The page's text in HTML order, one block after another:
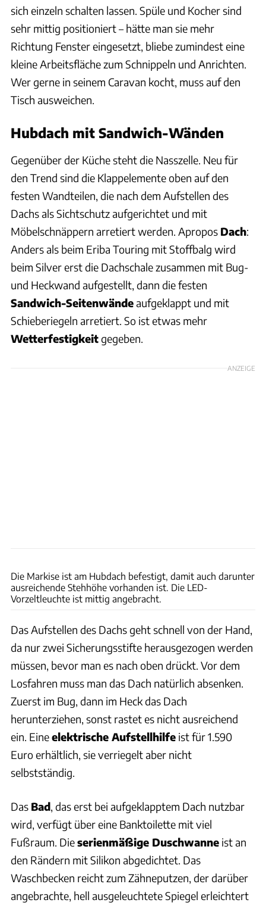
sich einzeln schalten lassen. Spüle und Kocher sind
sehr mittig positioniert – hätte man sie mehr
Richtung Fenster eingesetzt, bliebe zumindest eine
kleine Arbeitsfläche zum Schnippeln und Anrichten.
Wer gerne in seinem Caravan kocht, muss auf den
Tisch ausweichen.
Hubdach mit Sandwich-Wänden
Gegenüber der Küche steht die Nasszelle. Neu für
den Trend sind die Klappelemente oben auf den
festen Wandteilen, die nach dem Aufstellen des
Dachs als Sichtschutz aufgerichtet und mit
Möbelschnäppern arretiert werden. Apropos Dach:
Anders als beim Eriba Touring mit Stoffbalg wird
beim Silver erst die Dachschale zusammen mit Bug-
und Heckwand aufgestellt, dann die festen
Sandwich-Seitenwändeaufgeklappt und mit
Schieberiegeln arretiert. So ist etwas mehr
Wetterfestigkeitgegeben.
ANZEIGE
Die Markise ist am Hubdach befestigt, damit auch darunter
ausreichende Stehhöhe vorhanden ist. Die LED-
Vorzeltleuchte ist mittig angebracht.
Das Aufstellen des Dachs geht schnell von der Hand,
da nur zwei Sicherungsstifte herausgezogen werden
müssen, bevor man es nach oben drückt. Vor dem
Losfahren muss man das Dach natürlich absenken.
Zuerst im Bug, dann im Heck das Dach
herunterziehen, sonst rastet es nicht ausreichend
ein. Eineelektrische Aufstellhilfe ist für 1.590
Euro erhältlich, sie verriegelt aber nicht
selbstständig.
Das Bad, das erst bei aufgeklapptem Dach nutzbar
wird, verfügt über eine Banktoilette mit viel
Fußraum. Dieserienmäßige Duschwanne ist an
den Rändern mit Silikon abgedichtet. Das
Waschbecken reicht zum Zähneputzen, der darüber
angebrachte, hell ausgeleuchtete Spiegel erleichtert